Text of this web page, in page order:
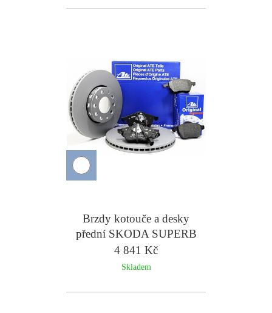
Brzdy kotouče a desky
přední SKODA SUPERB
II YETI 312mm - ATE
4 841 Kč
Skladem